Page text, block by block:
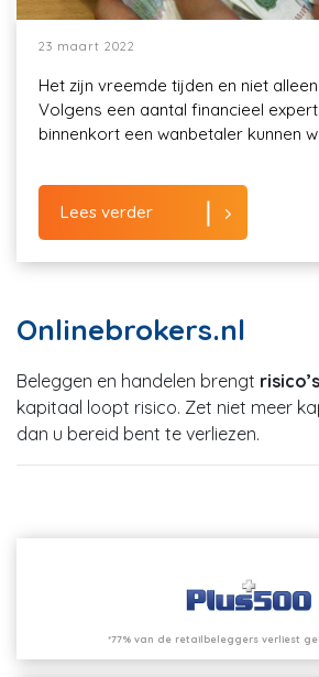
23 maart 2022
Het zijn vreemde tijden en niet
Volgens een aantal financieel
binnenkort een wanbetaler kunnen
Lees verder
Onlinebrokers.nl
Beleggen en handelen brengt risico’s
kapitaal loopt risico. Zet niet meer
dan u bereid bent te verliezen.
*77% van de retailbeleggers verliest